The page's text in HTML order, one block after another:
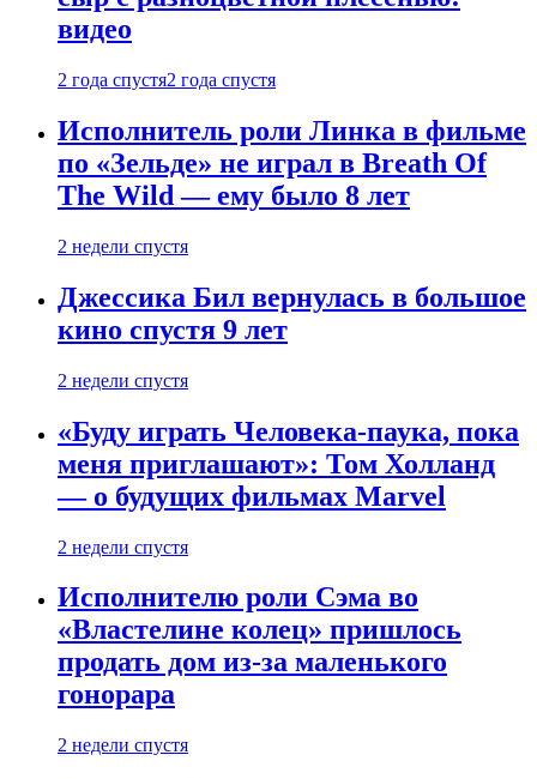
видео
2 года спустя2 года спустя
Исполнитель роли Линка в фильме
по «Зельде» не играл в Breath Of
The Wild — ему было 8 лет
2 недели спустя
Джессика Бил вернулась в большое
кино спустя 9 лет
2 недели спустя
«Буду играть Человека-паука, пока
меня приглашают»: Том Холланд
— о будущих фильмах Marvel
2 недели спустя
Исполнителю роли Сэма во
«Властелине колец» пришлось
продать дом из-за маленького
гонорара
2 недели спустя